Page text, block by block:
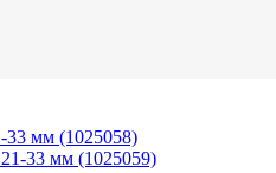
33 мм (1025058)